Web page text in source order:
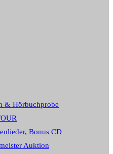
& Hörbuchprobe
Bonus CD
Auktion